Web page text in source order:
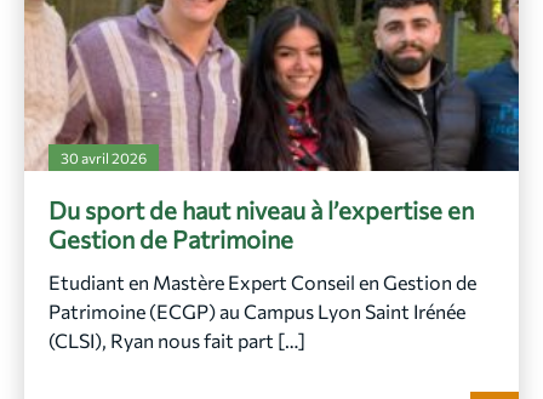
30 avril 2026
Du sport de haut niveau à l’expertise en
Gestion de Patrimoine
Etudiant en Mastère Expert Conseil en Gestion de
Patrimoine (ECGP) au Campus Lyon Saint Irénée
(CLSI), Ryan nous fait part […]